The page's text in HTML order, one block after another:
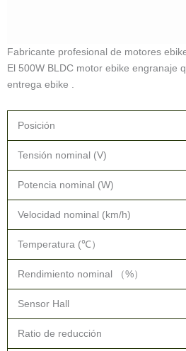
Fabricante profesional de motores
El 500W BLDC motor ebike engranaje
entrega ebike .
Posición
Tensión nominal (V)
Potencia nominal (W)
Velocidad nominal (km/h)
Temperatura (℃）
Rendimiento nominal （%）
Sensor Hall
Ratio de reducción